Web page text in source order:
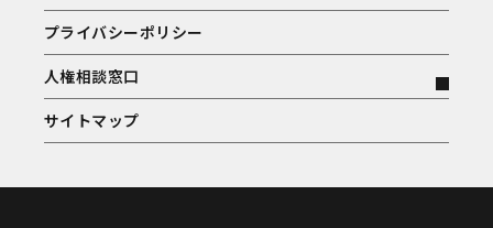
プライバシーポリシー
人権相談窓口
サイトマップ